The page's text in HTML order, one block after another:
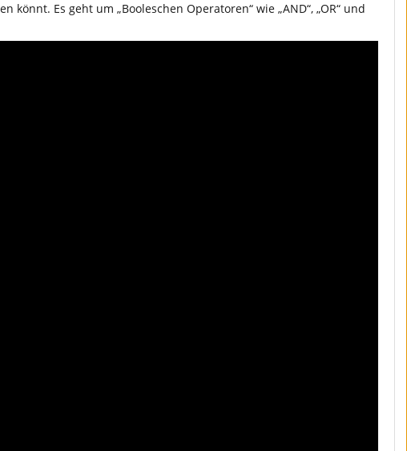
Es geht um „Booleschen Operatoren“ wie „AND“, „OR“ und